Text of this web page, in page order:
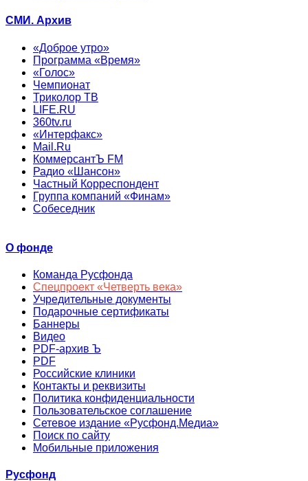
СМИ. Архив
«Доброе утро»
Программа «Время»
«Голос»
Чемпионат
Триколор ТВ
LIFE.RU
360tv.ru
«Интерфакс»
Mail.Ru
КоммерсантЪ FM
Радио «Шансон»
Частный Корреспондент
Группа компаний «Финам»
Собеседник
О фонде
Команда Русфонда
Спецпроект «Четверть века»
Учредительные документы
Подарочные сертификаты
Баннеры
Видео
PDF-архив Ъ
PDF
Российские клиники
Контакты и реквизиты
Политика конфиденциальности
Пользовательское соглашение
Сетевое издание «Русфонд.Медиа»
Поиск по сайту
Мобильные приложения
Русфонд